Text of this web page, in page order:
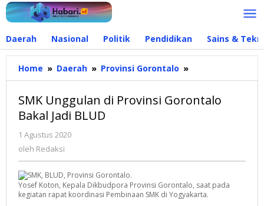
Lewati
ke
Daerah Nasional Politik Pendidikan Sains &
Home » Daerah » Provinsi Gorontalo »
Unggulan
Provinsi
SMK Unggulan di Provinsi Gorontalo
Bakal Jadi BLUD
1 Agustus 2020
oleh Redaksi
Yosef Koton, Kepala Dikbudpora Provinsi Gorontalo, saat pada
kegiatan rapat koordinasi Pembinaan SMK di Yogyakarta.